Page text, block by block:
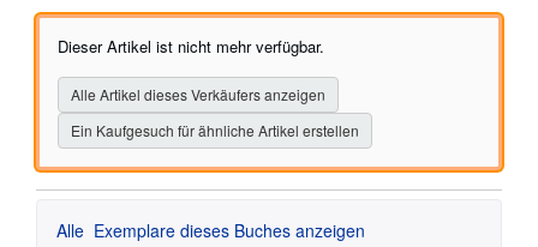
5
Sternen
Dieser Artikel ist nicht mehr verfügbar.
Alle Artikel dieses Verkäufers anzeigen
Ein Kaufgesuch für ähnliche Artikel erstellen
Alle Exemplare dieses Buches anzeigen